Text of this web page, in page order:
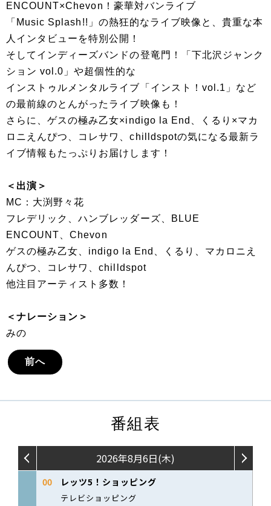
ENCOUNT×Chevon！豪華対バンライブ
「Music Splash!!」の熱狂的なライブ映像と、貴重な本
人インタビューを特別公開！
そしてインディーズバンドの登竜門！「下北沢ジャンク
ション vol.0」や超個性的な
インストゥルメンタルライブ「インスト！vol.1」など
の最前線のとんがったライブ映像も！
さらに、ゲスの極み乙女×indigo la End、くるり×マカ
ロニえんぴつ、コレサワ、chilldspotの気になる最新ラ
イブ情報もたっぷりお届けします！
＜出演＞
MC：大渕野々花
フレデリック、ハンブレッダーズ、BLUE
ENCOUNT、Chevon
ゲスの極み乙女、indigo la End、くるり、マカロニえ
んぴつ、コレサワ、chilldspot
他注目アーティスト多数！
＜ナレーション＞
みの
前へ
番組表